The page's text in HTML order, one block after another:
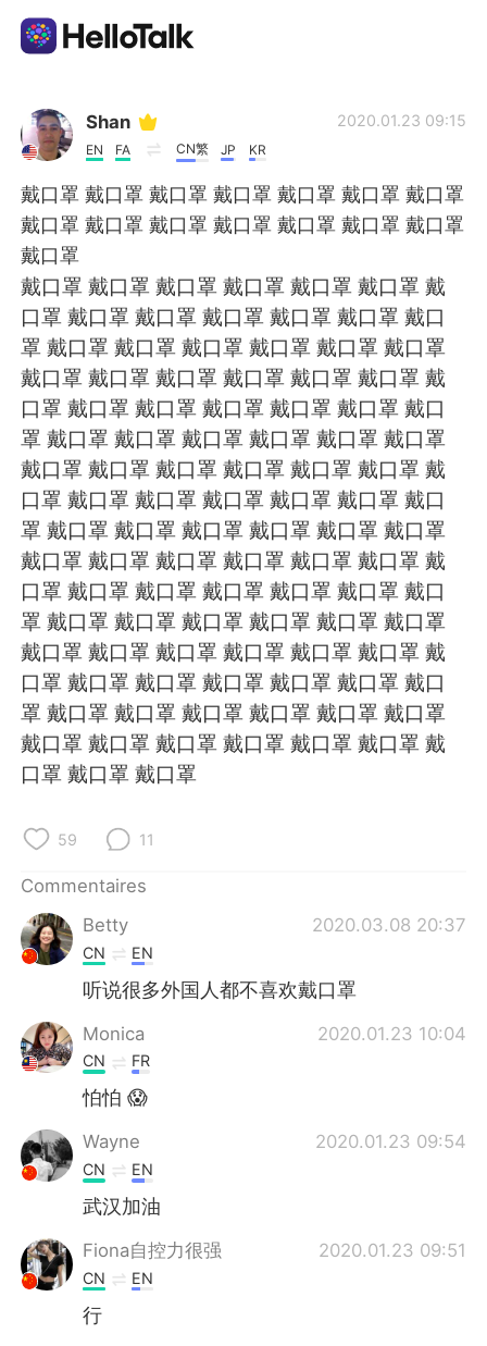
Appli d'échange linguistique
AI Grammar Checker
Français
English 简体中文
繁體中文 Español
العربية Deutsch
日本語 한국어
Русский ไทย
Indonesia Italiano
Türkçe Tiếng Việt
Português
Shan
EN FA CN繁 JP KR
2020.01.23 09:15
戴口罩 戴口罩 戴口罩 戴口罩 戴口罩 戴口罩 戴口罩
戴口罩 戴口罩 戴口罩 戴口罩 戴口罩 戴口罩 戴口罩
戴口罩
戴口罩 戴口罩 戴口罩 戴口罩 戴口罩 戴口罩 戴
口罩 戴口罩 戴口罩 戴口罩 戴口罩 戴口罩 戴口
罩 戴口罩 戴口罩 戴口罩 戴口罩 戴口罩 戴口罩
戴口罩 戴口罩 戴口罩 戴口罩 戴口罩 戴口罩 戴
口罩 戴口罩 戴口罩 戴口罩 戴口罩 戴口罩 戴口
罩 戴口罩 戴口罩 戴口罩 戴口罩 戴口罩 戴口罩
戴口罩 戴口罩 戴口罩 戴口罩 戴口罩 戴口罩 戴
口罩 戴口罩 戴口罩 戴口罩 戴口罩 戴口罩 戴口
罩 戴口罩 戴口罩 戴口罩 戴口罩 戴口罩 戴口罩
戴口罩 戴口罩 戴口罩 戴口罩 戴口罩 戴口罩 戴
口罩 戴口罩 戴口罩 戴口罩 戴口罩 戴口罩 戴口
罩 戴口罩 戴口罩 戴口罩 戴口罩 戴口罩 戴口罩
戴口罩 戴口罩 戴口罩 戴口罩 戴口罩 戴口罩 戴
口罩 戴口罩 戴口罩 戴口罩 戴口罩 戴口罩 戴口
罩 戴口罩 戴口罩 戴口罩 戴口罩 戴口罩 戴口罩
戴口罩 戴口罩 戴口罩 戴口罩 戴口罩 戴口罩 戴
口罩 戴口罩 戴口罩
59 11
Commentaires
Betty
2020.03.08 20:37
CN EN
听说很多外国人都不喜欢戴口罩
Monica 2020.01.23 10:04
CN FR
怕怕 😱
Wayne 2020.01.23 09:54
CN EN
武汉加油
Fiona自控力很强 2020.01.23 09:51
CN EN
行